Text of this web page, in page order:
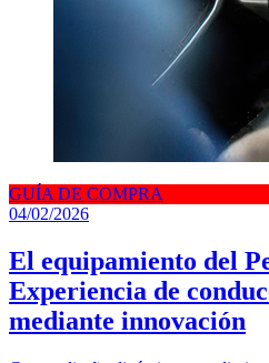
GUÍA DE COMPRA
04/02/2026
El equipamiento del
Experiencia de
mediante innovación